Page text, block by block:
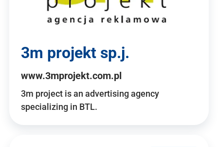
3m projekt sp.j.
www.3mprojekt.com.pl
3m project is an advertising agency
specializing in BTL.